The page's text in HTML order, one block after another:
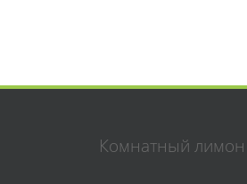
Комнатный лимон